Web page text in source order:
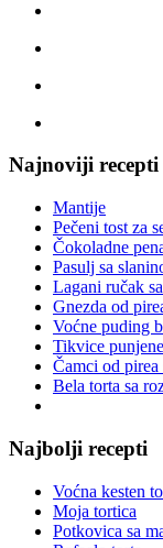
Najnoviji recepti
Mantije
Pečeni tost za
Čokoladne
Pasulj sa
Lagani ručak
Gnezda od
Voćne puding
Tikvice
Čamci od pirea
Bela torta sa
Najbolji recepti
Voćna kesten
Moja tortica
Potkovica sa